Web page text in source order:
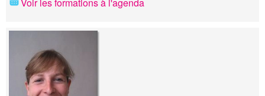
Voir les formations à l'agenda